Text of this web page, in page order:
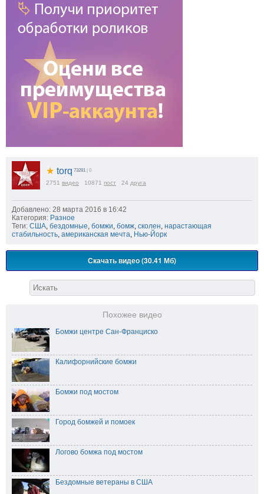
★ torq 73281 | 0
2751 видео 10871 пост 24 друга
Добавлено: 28 марта 2016 в 16:42
Категория: Разное
Теги: США, бездомные, бомжи, бомж, сколен, нарастающая
стабильность, американская мечта, Нью-Йорк
Скачать видео (30.41 Мб)
Похожее видео
Бомжи центре Сан-Франциско
Калифорнийские бомжи
Бомжи под мостом
Город бомжей и помоек
Логово бомжа под мостом
Бездомные ветераны в США